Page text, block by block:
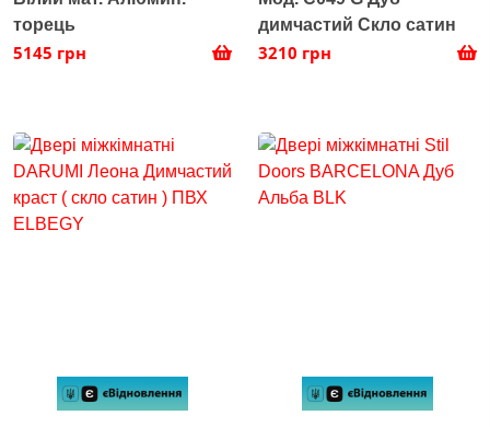
торець
5145 грн
димчастий Скло сатин
3210 грн